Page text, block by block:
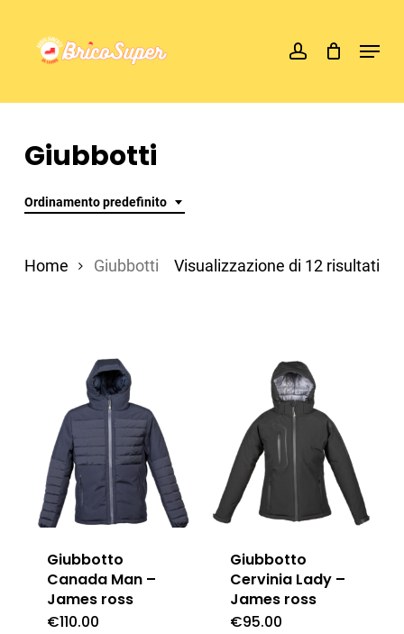
content
account Menu
Giubbotti
Ordinamento predefinito
Visualizzazione di 12 risultati
Home Giubbotti
Giubbotto
Canada Man –
James ross
€110.00
Giubbotto
Cervinia Lady –
James ross
€95.00